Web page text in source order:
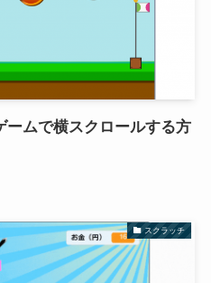
ームで横スクロールする方
スクラッチ